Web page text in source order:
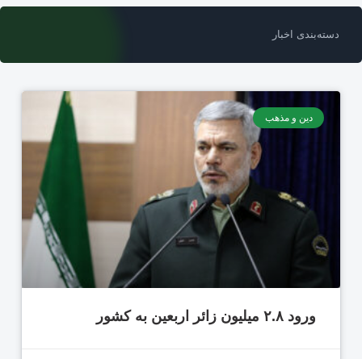
دسته‌بندی اخبار
دین و مذهب
ورود ۲.۸ میلیون زائر اربعین به کشور